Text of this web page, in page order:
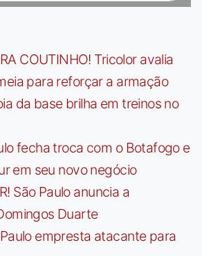
COUTINHO! Tricolor avalia
para reforçar a armação
da base brilha em treinos no
fecha troca com o Botafogo e
em seu novo negócio
São Paulo anuncia a
Duarte
Paulo empresta atacante para